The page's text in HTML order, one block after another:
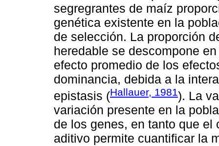
segregrantes de maíz
genética existente en la
de selección. La proporción
heredable se descompone
efecto promedio de los
dominancia, debida a la
epistasis (Hallauer, 1981). La
variación presente en la
de los genes, en tanto que
aditivo permite cuantificar la